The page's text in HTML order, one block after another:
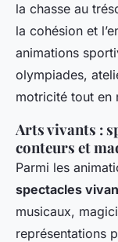
la chasse au
la cohésion et
animations
olympiades,
motricité tout en
Arts vivants :
conteurs et
Parmi les
spectacles
musicaux,
représentations